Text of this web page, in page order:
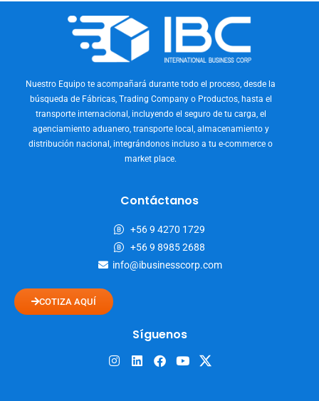
Nuestro Equipo te acompañará durante todo el proceso, desde la
búsqueda de Fábricas, Trading Company o Productos, hasta el
transporte internacional, incluyendo el seguro de tu carga, el
agenciamiento aduanero, transporte local, almacenamiento y
distribución nacional, integrándonos incluso a tu e-commerce o
market place.
Contáctanos
+56 9 4270 1729
+56 9 8985 2688
info@ibusinesscorp.com
COTIZA AQUÍ
Síguenos